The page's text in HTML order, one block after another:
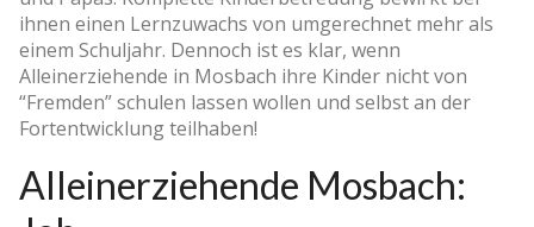
ihnen einen Lernzuwachs von umgerechnet mehr als
einem Schuljahr. Dennoch ist es klar, wenn
Alleinerziehende in Mosbach ihre Kinder nicht von
“Fremden” schulen lassen wollen und selbst an der
Fortentwicklung teilhaben!
Alleinerziehende Mosbach: